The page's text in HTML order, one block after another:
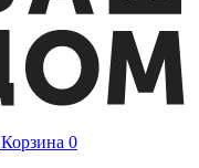
Корзина 0